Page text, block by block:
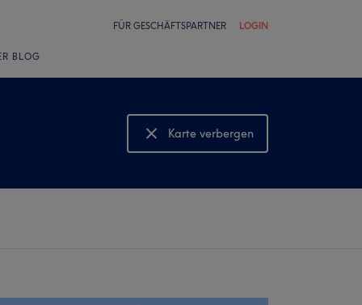
FÜR GESCHÄFTSPARTNER LOGIN
BLOG
Karte verbergen
Karte anzeigen